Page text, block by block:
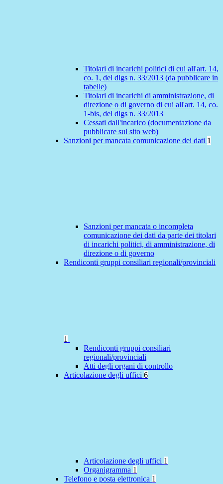
Titolari di incarichi politici di cui all'art. 14,
co. 1, del dlgs n. 33/2013 (da pubblicare in
tabelle)
Titolari di incarichi di amministrazione, di
direzione o di governo di cui all'art. 14, co.
1-bis, del dlgs n. 33/2013
Cessati dall'incarico (documentazione da
pubblicare sul sito web)
Sanzioni per mancata comunicazione dei dati 1
Sanzioni per mancata o incompleta
comunicazione dei dati da parte dei titolari
di incarichi politici, di amministrazione, di
direzione o di governo
Rendiconti gruppi consiliari regionali/provinciali
1
Rendiconti gruppi consiliari
regionali/provinciali
Atti degli organi di controllo
Articolazione degli uffici 6
Articolazione degli uffici 1
Organigramma 1
Telefono e posta elettronica 1